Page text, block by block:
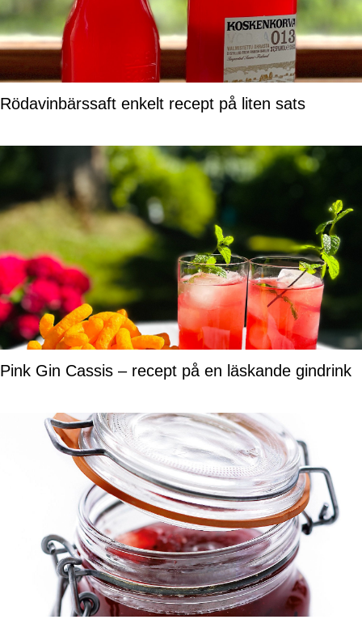
Rödavinbärssaft enkelt recept på liten sats
Pink Gin Cassis – recept på en läskande gindrink